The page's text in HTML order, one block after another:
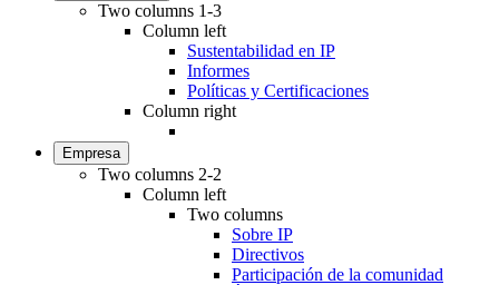
Two columns 1-3
Column left
Sustentabilidad en IP
Informes
Políticas y Certificaciones
Column right
Empresa
Two columns 2-2
Column left
Two columns
Sobre IP
Directivos
Participación de la comunidad